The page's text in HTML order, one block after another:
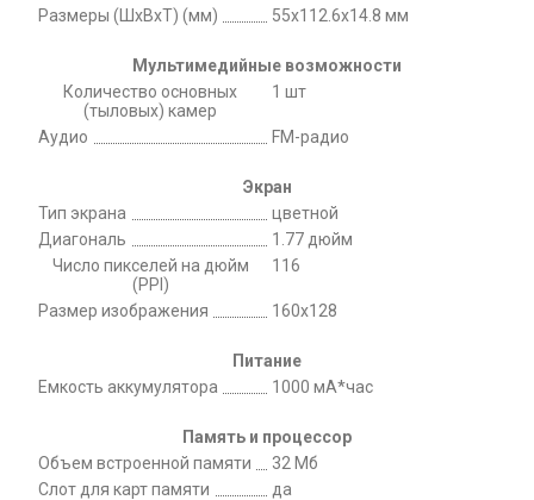
Размеры (ШxВxТ) (мм)
55x112.6x14.8 мм
Мультимедийные возможности
Количество основных
(тыловых) камер
1 шт
Аудио FM-радио
Экран
Тип экрана
цветной
Диагональ
1.77 дюйм
Число пикселей на дюйм
(PPI)
116
Размер изображения 160x128
Питание
Емкость аккумулятора
1000 мА*час
Память и процессор
Объем встроенной памяти
32 Мб
Слот для карт памяти
да